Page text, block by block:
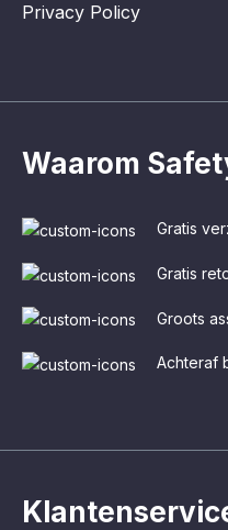
Waarom
Gratis
Gratis
Groots
Achteraf
Privacy Policy